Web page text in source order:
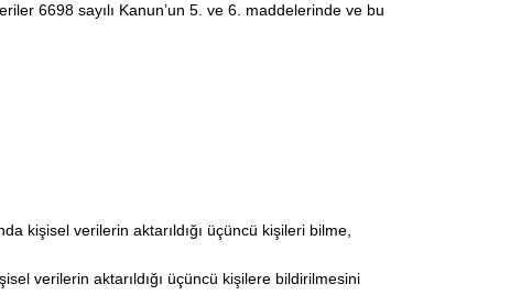
6698 sayılı Kanun’un 5. ve 6. maddelerinde ve bu
kişisel verilerin aktarıldığı üçüncü kişileri bilme,
verilerin aktarıldığı üçüncü kişilere bildirilmesini